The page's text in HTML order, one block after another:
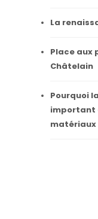
La
Place aux
Châtelain
Pourquoi
important